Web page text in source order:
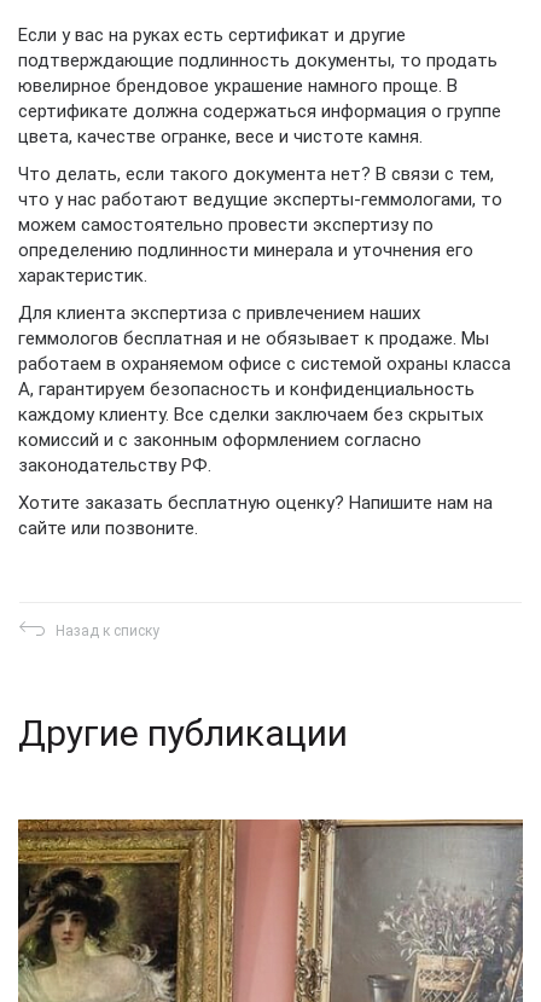
Если у вас на руках есть сертификат и другие
подтверждающие подлинность документы, то продать
ювелирное брендовое украшение намного проще. В
сертификате должна содержаться информация о группе
цвета, качестве огранке, весе и чистоте камня.
Что делать, если такого документа нет? В связи с тем,
что у нас работают ведущие эксперты-геммологами, то
можем самостоятельно провести экспертизу по
определению подлинности минерала и уточнения его
характеристик.
Для клиента экспертиза с привлечением наших
геммологов бесплатная и не обязывает к продаже. Мы
работаем в охраняемом офисе с системой охраны класса
А, гарантируем безопасность и конфиденциальность
каждому клиенту. Все сделки заключаем без скрытых
комиссий и с законным оформлением согласно
законодательству РФ.
Хотите заказать бесплатную оценку? Напишите нам на
сайте или позвоните.
Назад к списку
Другие публикации